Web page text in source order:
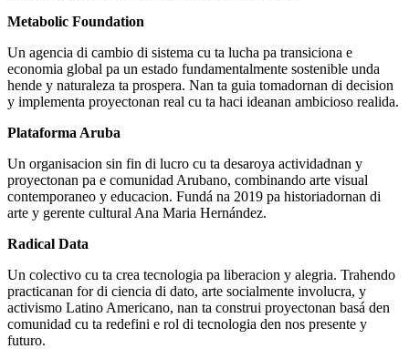
Metabolic Foundation
Un agencia di cambio di sistema cu ta lucha pa transiciona e
economia global pa un estado fundamentalmente sostenible unda
hende y naturaleza ta prospera. Nan ta guia tomadornan di decision
y implementa proyectonan real cu ta haci ideanan ambicioso realida.
Plataforma Aruba
Un organisacion sin fin di lucro cu ta desaroya actividadnan y
proyectonan pa e comunidad Arubano, combinando arte visual
contemporaneo y educacion. Fundá na 2019 pa historiadornan di
arte y gerente cultural Ana Maria Hernández.
Radical Data
Un colectivo cu ta crea tecnologia pa liberacion y alegria. Trahendo
practicanan for di ciencia di dato, arte socialmente involucra, y
activismo Latino Americano, nan ta construi proyectonan basá den
comunidad cu ta redefini e rol di tecnologia den nos presente y
futuro.